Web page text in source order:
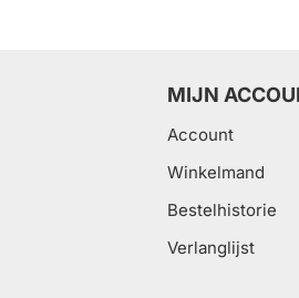
MIJN
Account
Winkelmand
Bestelhistorie
Verlanglijst